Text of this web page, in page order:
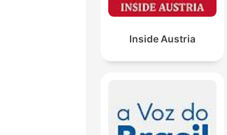
Inside Austria